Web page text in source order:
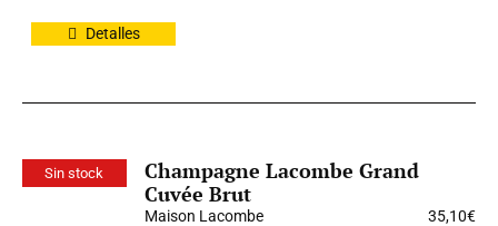
Detalles
Sin stock
Champagne Lacombe Grand
Cuvée Brut
Maison Lacombe 35,10€